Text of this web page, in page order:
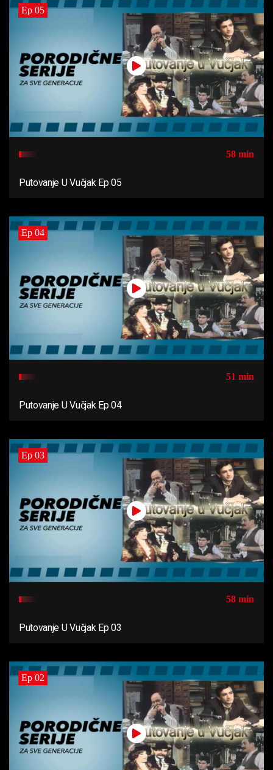
Ep 05
58 min
Putovanje U Vučjak Ep 05
Ep 04
51 min
Putovanje U Vučjak Ep 04
Ep 03
58 min
Putovanje U Vučjak Ep 03
Ep 02